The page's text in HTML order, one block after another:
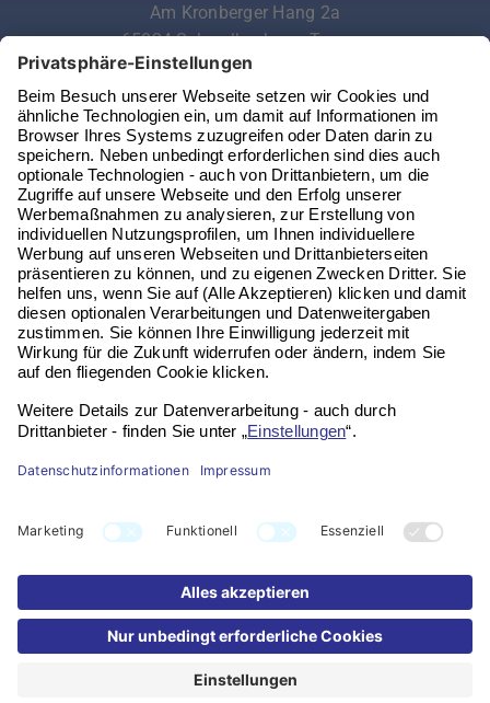
Am Kronberger Hang 2a
65824 Schwalbach am Taunus
Telefon:06196 972 99 62
Email: service@vitaseni.de
Kontakt
Impressum
Widerruf
FAQ
Partner werden
Bildnachweis: KI-generiert